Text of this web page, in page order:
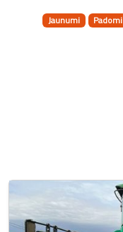
Jaunumi Padomi